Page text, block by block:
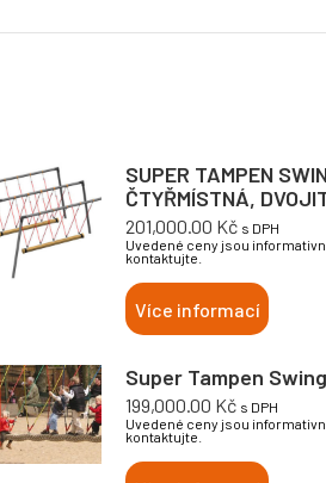
SUPER TAMPEN
ČTYŘMÍSTNÁ,
201,000.00 Kč s DPH
Uvedené ceny jsou
kontaktujte.
Více informací
Super Tampen
199,000.00 Kč s DPH
Uvedené ceny jsou
kontaktujte.